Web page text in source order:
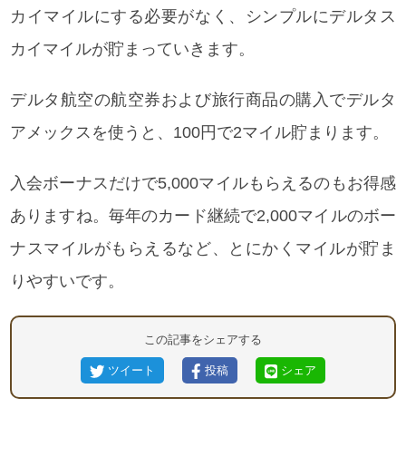
カイマイルにする必要がなく、シンプルにデルタス
カイマイルが貯まっていきます。
デルタ航空の航空券および旅行商品の購入でデルタ
アメックスを使うと、100円で2マイル貯まります。
入会ボーナスだけで5,000マイルもらえるのもお得感
ありますね。毎年のカード継続で2,000マイルのボー
ナスマイルがもらえるなど、とにかくマイルが貯ま
りやすいです。
この記事をシェアする
ツイート 投稿 シェア